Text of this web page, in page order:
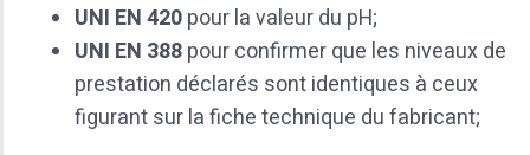
UNI EN 420pour la valeur du pH;
UNI EN 388pour confirmer que les niveaux de
prestation déclarés sont identiques à ceux
figurant sur la fiche technique du fabricant;